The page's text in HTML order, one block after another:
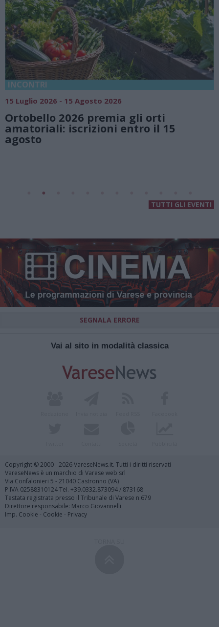
18 Luglio 2026 - 15 Agosto 2026
Vivi l’estate a Villa Fogazzaro
natura e atmosfere senza
Lago di Lugano
TUTTI GLI EVENTI
SEGNALA ERRORE
Vai al sito in modalità classica
Copyright © 2000 - 2026 VareseNews.it. Tutti i diritti riservati
VareseNews è un marchio di Varese web srl
Via Confalonieri 5 - 21040 Castronno (VA)
P.IVA 02588310124 Tel. +39.0332.873094 / 873168
Testata registrata presso il Tribunale di Varese n.679
Direttore responsabile: Marco Giovannelli
Imp. Cookie - Cookie - Privacy